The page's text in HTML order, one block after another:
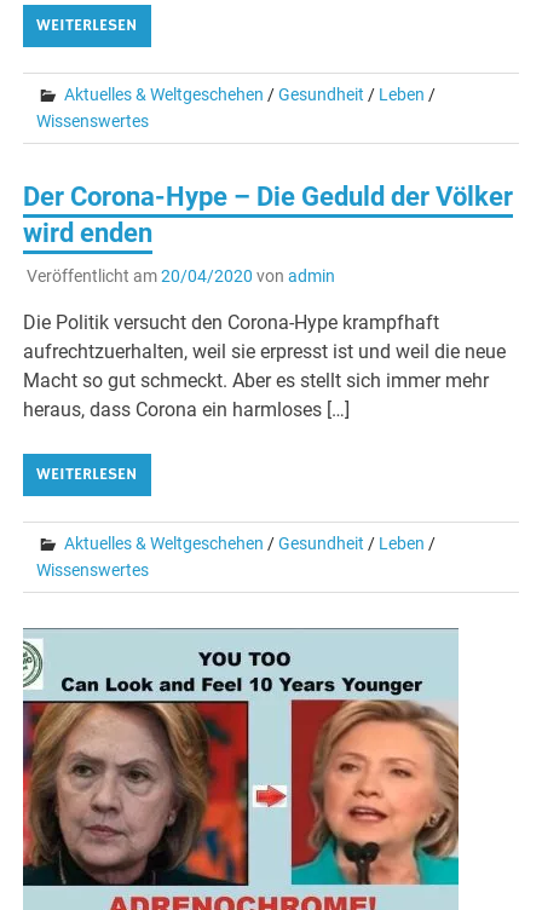
WEITERLESEN
Aktuelles & Weltgeschehen /Gesundheit / Leben /
Wissenswertes
Der Corona-Hype – Die Geduld der Völker
wird enden
Veröffentlicht am20/04/2020 von admin
Die Politik versucht den Corona-Hype krampfhaft
aufrechtzuerhalten, weil sie erpresst ist und weil die neue
Macht so gut schmeckt. Aber es stellt sich immer mehr
heraus, dass Corona ein harmloses […]
WEITERLESEN
Aktuelles & Weltgeschehen /Gesundheit / Leben /
Wissenswertes